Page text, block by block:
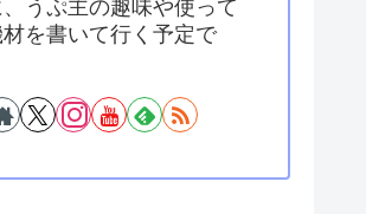
うぷ主の趣味や使って
を書いて行く予定で